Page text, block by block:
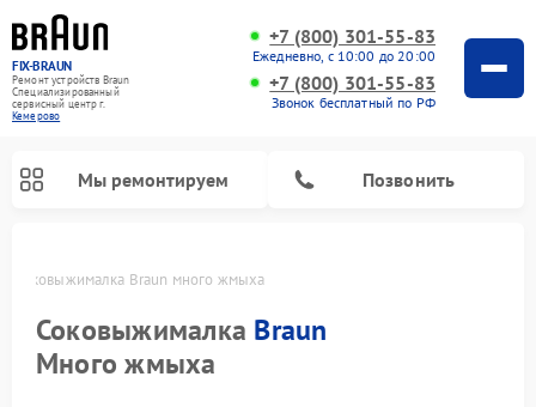
FIX-BRAUN
Ремонт устройств Braun
Специализированный
cервисный центр г.
Кемерово
+7 (800) 301-55-83
Ежедневно, с 10:00 до 20:00
+7 (800) 301-55-83
Звонок бесплатный по РФ
Мы ремонтируем Позвонить
Соковыжималка Braun много жмыха
Соковыжималка Braun
Много жмыха